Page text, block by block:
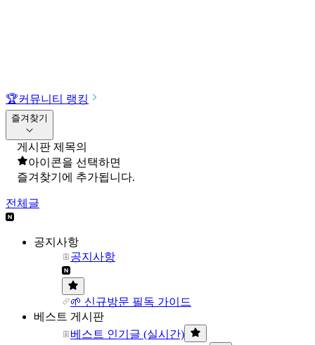
🏆커뮤니티 랭킹
즐겨찾기
게시판 제목의
아이콘을 선택하면
즐겨찾기에 추가됩니다.
전체글
공지사항
공지사항
🌱 신규방문 필독 가이드
베스트 게시판
베스트 인기글 (실시간)